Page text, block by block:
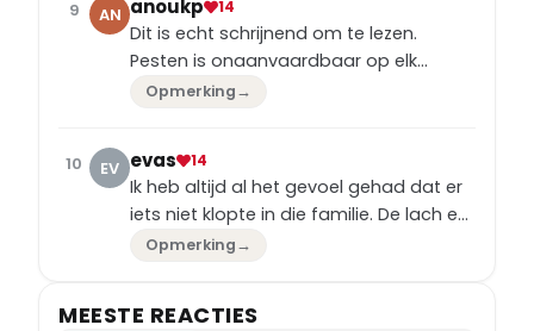
impact. Ik blijf zeker kijken!
9 AN anoukp 14
Dit is echt schrijnend om te lezen.
Pesten is onaanvaardbaar op elk
niveau en geestelijke mishandeling
Opmerking→
10 EV evas 14
Ik heb altijd al het gevoel gehad dat er
iets niet klopte in die familie. De lach en
de glamour verbergen vaak een
Opmerking→
MEESTE REACTIES